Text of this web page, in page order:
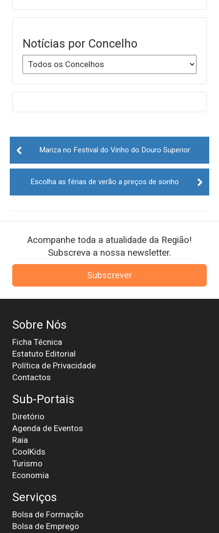
Notícias por Concelho
Post
navigationMariza no Festival do Vinho do Douro Superior
Escolha as férias de verão a preços de sonho
Acompanhe toda a atualidade da Região!
Subscreva a nossa newsletter.
Subscrever
Sobre Nós
Ficha Técnica
Estatuto Editorial
Política de Privacidade
Contactos
Sub-Portais
Diretório
Agenda de Eventos
Raia
CoolKids
Turismo
Economia
Serviços
Bolsa de Formação
Bolsa de Emprego